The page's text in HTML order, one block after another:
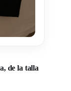
de la talla